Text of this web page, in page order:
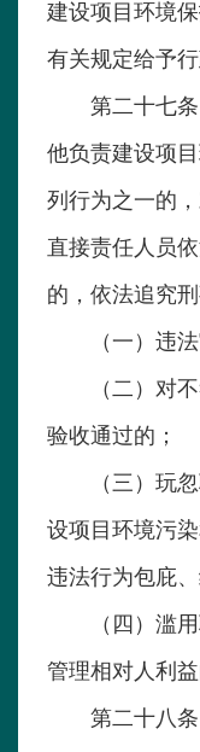
建设项目环境
有关规定给予
第二十七条
他负责建设项
列行为之一的
直接责任人员
的，依法追究刑
（一）违法
（二）对不
验收通过的；
（三）玩忽
设项目环境污
违法行为包庇、
（四）滥用
管理相对人利益
第二十八条